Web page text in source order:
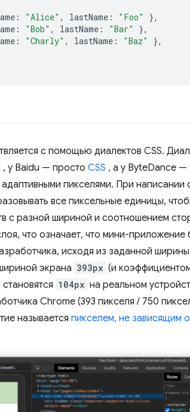
: "Alice" , lastName : "Foo"
},
: "Bob" , lastName : "Bar"
},
: "Charly" , lastName : "Baz"
},
с помощью диалектов CSS.
, у Baidu — просто CSS , а у ByteDance —
пикселями. При написании
все пиксельные единицы,
с разной шириной и соотношением
что означает, что мини-
исходя из заданной
экрана 393px (и
становятся 104px на реальном
Chrome (393 пикселя / 750
называется пикселем, не зависящим